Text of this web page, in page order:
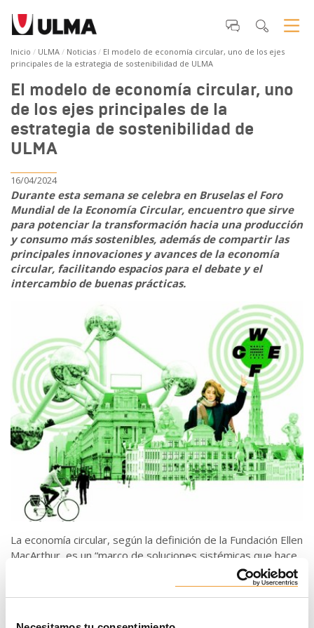
Inicio ULMA Noticias
El modelo de economía circular, uno de los ejes
principales de la estrategia de sostenibilidad de ULMA
El modelo de economía circular, uno
de los ejes principales de la
estrategia de sostenibilidad de
ULMA
16/04/2024
Durante esta semana se celebra en Bruselas el Foro
Mundial de la Economía Circular, encuentro que sirve
para potenciar la transformación hacia una producción
y consumo más sostenibles, además de compartir las
principales innovaciones y avances de la economía
circular, facilitando espacios para el debate y el
intercambio de buenas prácticas.
La economía circular, según la definición de la Fundación Ellen
MacArthur, es un “marco de soluciones sistémicas que hace
frente a desafíos globales como el cambio climático, la
pérdida de biodiversidad, los residuos y la contaminación”.